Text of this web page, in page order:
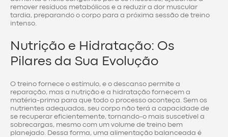
remover resíduos metabólicos e a reduzir a dor muscular
tardia, preparando o corpo para a próxima sessão de treino
intenso.
Nutrição e Hidratação: Os
Pilares da Sua Evolução
O treino fornece o estímulo, e o descanso permite a
reparação, mas a nutrição e a hidratação fornecem a
matéria-prima para que todo o processo aconteça. Sem os
nutrientes adequados, seu corpo não terá a capacidade de
se recuperar eficientemente, tornando-o mais suscetível a
sobrecargas, mesmo com um volume de treino bem
planejado. Dessa forma, uma alimentação balanceada é